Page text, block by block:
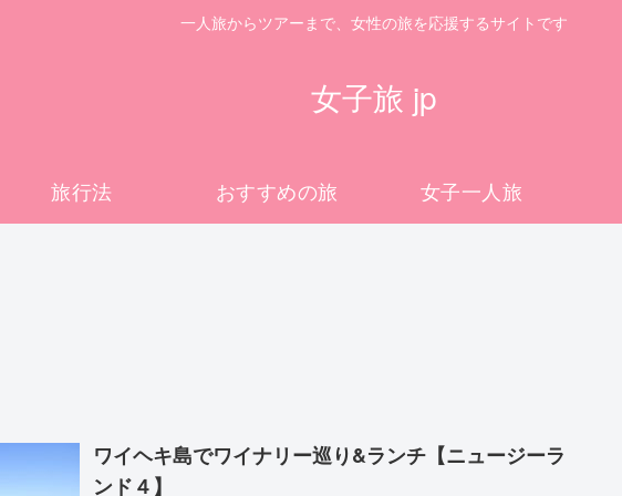
一人旅からツアーまで、女性の旅を応援するサイトです
女子旅 jp
旅行法 おすすめの旅 女子一人旅
ワイヘキ島でワイナリー巡り&ランチ【ニュージーラ
ンド４】